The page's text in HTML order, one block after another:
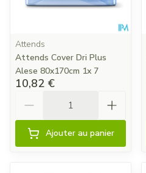
Attends
Attends Cover Dri Plus
Alese 80x170cm 1x 7
10,82 €
Ajouter au panier